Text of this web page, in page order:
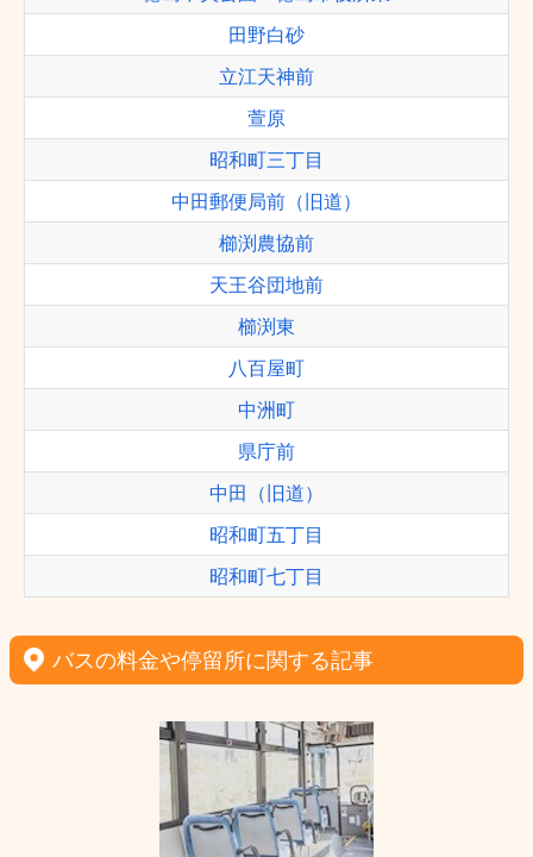
田野白砂
立江天神前
萱原
昭和町三丁目
中田郵便局前（旧道）
櫛渕農協前
天王谷団地前
櫛渕東
八百屋町
中洲町
県庁前
中田（旧道）
昭和町五丁目
昭和町七丁目
バスの料金や停留所に関する記事